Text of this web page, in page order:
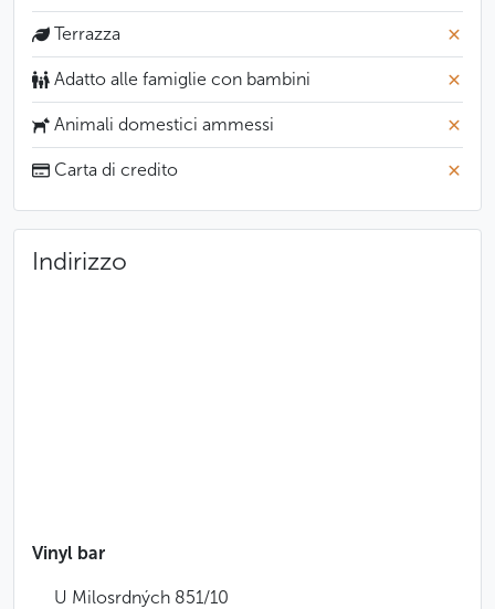
Terrazza
Adatto alle famiglie con bambini
Animali domestici ammessi
Carta di credito
Indirizzo
Vinyl bar
U Milosrdných 851/10